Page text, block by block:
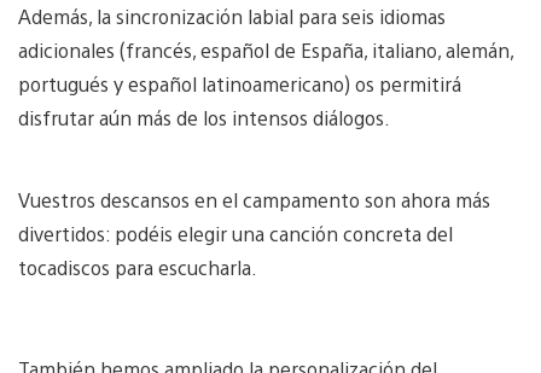
Además, la sincronización labial para seis idiomas
adicionales (francés, español de España, italiano, alemán,
portugués y español latinoamericano) os permitirá
disfrutar aún más de los intensos diálogos.
Vuestros descansos en el campamento son ahora más
divertidos: podéis elegir una canción concreta del
tocadiscos para escucharla.